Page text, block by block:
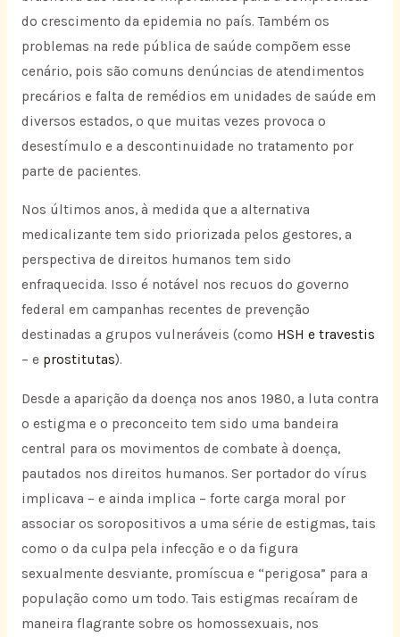
do crescimento da epidemia no país. Também os
problemas na rede pública de saúde compõem esse
cenário, pois são comuns denúncias de atendimentos
precários e falta de remédios em unidades de saúde em
diversos estados, o que muitas vezes provoca o
desestímulo e a descontinuidade no tratamento por
parte de pacientes.
Nos últimos anos, à medida que a alternativa
medicalizante tem sido priorizada pelos gestores, a
perspectiva de direitos humanos tem sido
enfraquecida. Isso é notável nos recuos do governo
federal em campanhas recentes de prevenção
destinadas a grupos vulneráveis (como HSH e travestis
– e prostitutas).
Desde a aparição da doença nos anos 1980, a luta contra
o estigma e o preconceito tem sido uma bandeira
central para os movimentos de combate à doença,
pautados nos direitos humanos. Ser portador do vírus
implicava – e ainda implica – forte carga moral por
associar os soropositivos a uma série de estigmas, tais
como o da culpa pela infecção e o da figura
sexualmente desviante, promíscua e “perigosa” para a
população como um todo. Tais estigmas recaíram de
maneira flagrante sobre os homossexuais, nos